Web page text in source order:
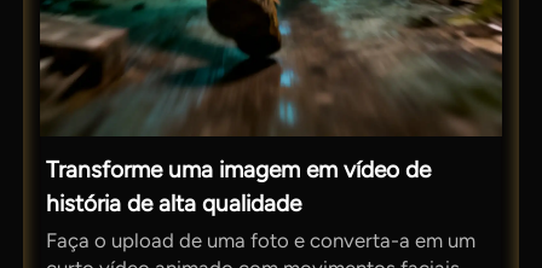
Transforme uma imagem em vídeo de
história de alta qualidade
Faça o upload de uma foto e converta-a em um